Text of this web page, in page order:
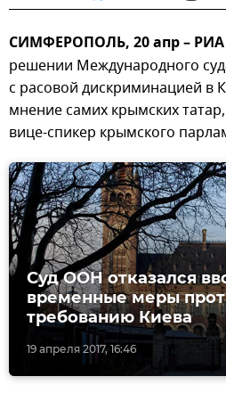
СИМФЕРОПОЛЬ, 20 апр –
решении Международного
с расовой дискриминацией в
мнение самих крымских
вице-спикер крымского
19 апреля 2017, 16:46
Суд ООН отказался
временные меры
требованию Киева